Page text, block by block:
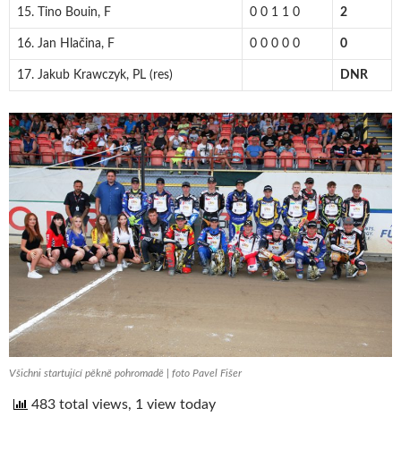
15. Tino Bouin, F 0 0 1 1 0 2
16. Jan Hlačina, F 0 0 0 0 0 0
17. Jakub Krawczyk, PL (res) DNR
Všichni startující pěkně pohromadě | foto Pavel Fišer
483 total views, 1 view today